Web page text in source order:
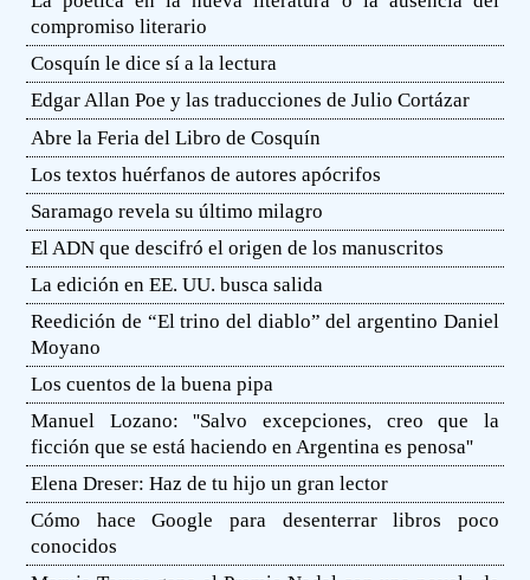
compromiso literario
Cosquín le dice sí a la lectura
Edgar Allan Poe y las traducciones de Julio Cortázar
Abre la Feria del Libro de Cosquín
Los textos huérfanos de autores apócrifos
Saramago revela su último milagro
El ADN que descifró el origen de los manuscritos
La edición en EE. UU. busca salida
Reedición de “El trino del diablo” del argentino Daniel
Moyano
Los cuentos de la buena pipa
Manuel Lozano: ''Salvo excepciones, creo que la
ficción que se está haciendo en Argentina es penosa''
Elena Dreser: Haz de tu hijo un gran lector
Cómo hace Google para desenterrar libros poco
conocidos